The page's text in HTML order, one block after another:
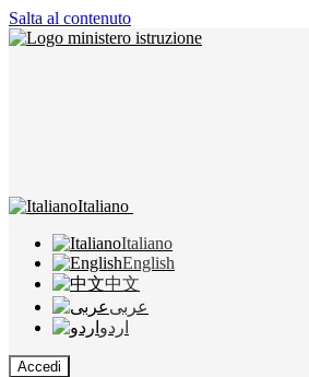
Salta al contenuto
Italiano
Italiano
English
中文
عربى
اردو
Accedi